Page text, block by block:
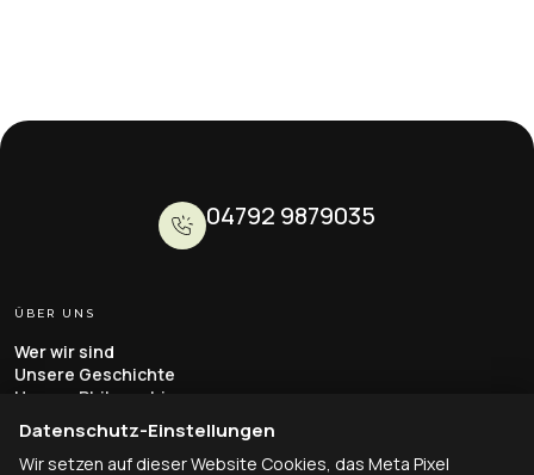
Datenschutz-Einstellungen
Wir setzen auf dieser Website Cookies, das Meta Pixel
04792 9879035
ÜBER UNS
Wer wir sind
Unsere Geschichte
Unsere Philosophie
Erfahrungsberichte
Kontakt